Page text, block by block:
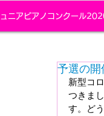
ニアピアノコンクール
予選の開
新型コ
つきま
す。ど